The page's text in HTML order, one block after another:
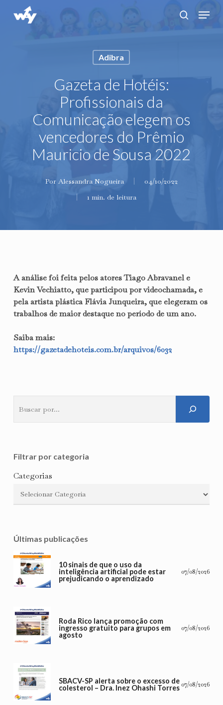
search
Menu
Adibra
Gazeta de Hotéis:
Profissionais da
Comunicação elegem os
vencedores do Prêmio
Mauricio de Sousa 2022
Por Alessandra Nogueira
04/10/2022
1 min. de leitura
A análise foi feita pelos atores Tiago Abravanel e
Kevin Vechiatto, que participou por videochamada, e
pela artista plástica Flávia Junqueira, que elegeram os
trabalhos de maior destaque no período de um ano.
Saiba mais:
https://gazetadehoteis.com.br/arquivos/6032
Filtrar por categoria
Categorias
Últimas publicações
10 sinais de que o uso da
inteligência artificial pode estar
prejudicando o aprendizado
07/08/2026
Roda Rico lança promoção com
ingresso gratuito para grupos em
agosto
07/08/2026
SBACV-SP alerta sobre o excesso de
colesterol – Dra. Inez Ohashi Torres 07/08/2026